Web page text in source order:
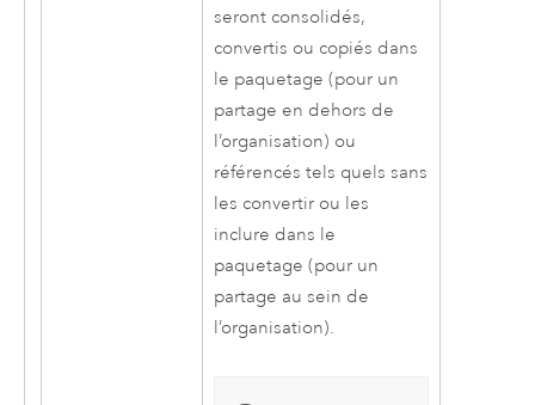
seront consolidés,
convertis ou copiés dans
le paquetage (pour un
partage en dehors de
l’organisation) ou
référencés tels quels sans
les convertir ou les
inclure dans le
paquetage (pour un
partage au sein de
l’organisation).